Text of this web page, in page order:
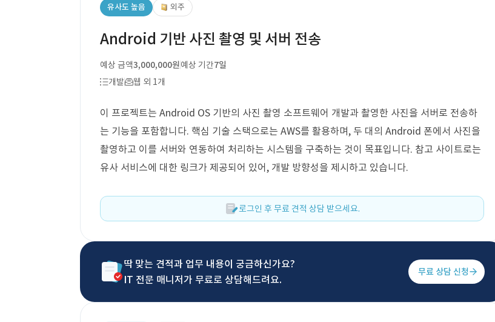
유사도 높음 외주
Android 기반 사진 촬영 및 서버 전송
예상 금액3,000,000원예상 기간7일
개발
웹 외 1개
이 프로젝트는 Android OS 기반의 사진 촬영 소프트웨어 개발과 촬영한 사진을 서버로 전송하
는 기능을 포함합니다. 핵심 기술 스택으로는 AWS를 활용하며, 두 대의 Android 폰에서 사진을
촬영하고 이를 서버와 연동하여 처리하는 시스템을 구축하는 것이 목표입니다. 참고 사이트로는
유사 서비스에 대한 링크가 제공되어 있어, 개발 방향성을 제시하고 있습니다.
로그인 후 무료 견적 상담 받으세요.
딱 맞는 견적과 업무 내용이 궁금하신가요?
IT 전문 매니저가 무료로 상담해드려요.
무료 상담 신청